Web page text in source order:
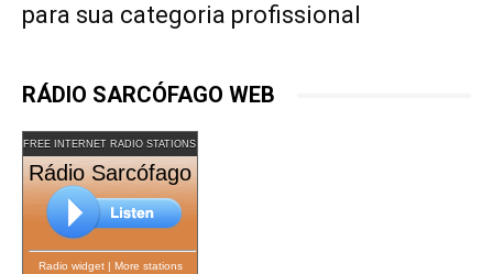
para sua categoria profissional
RÁDIO SARCÓFAGO WEB
FREE INTERNET RADIO STATIONS
Rádio Sarcófago
Radio widget| More stations